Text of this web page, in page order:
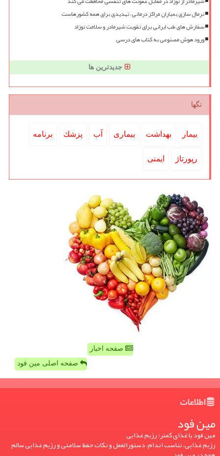
نرمال سازی بمباران مراکز درمانی، تهدیدی برای همه کشورهاست
سفارش های طب ایرانی برای تقویت شیرمادر و سلامت نوزاد
ورود هوش مصنوعی به کتاب های درسی
جدیدترین ها
تگها
بیمار بهداشت بیماری آب پزشك برنامه
رپورتاژ ایمنی
صفحه اخبار
صفحه اصلی مین فود
اطلاعات
مین فود
مین فود یا غذای کمتر: رژیم غذایی
رژیم غذایی، تناسب اندام، دستورالعمل و نکات حفظ سلامتی و رژیم غذایی سالم